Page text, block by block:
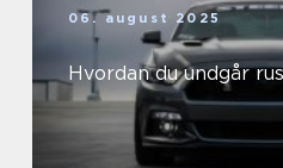
06. august 2025
Hvordan du undgår